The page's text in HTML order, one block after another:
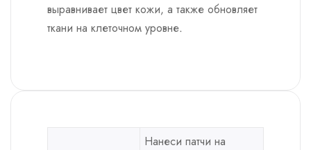
выравнивает цвет кожи, а также обновляет
ткани на клеточном уровне.
Нанеси патчи на